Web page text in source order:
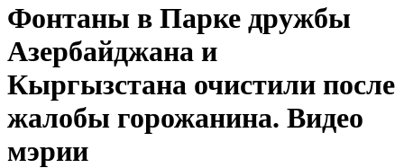
Фонтаны в Парке дружбы
Азербайджана и
Кыргызстана очистили после
жалобы горожанина. Видео
мэрии